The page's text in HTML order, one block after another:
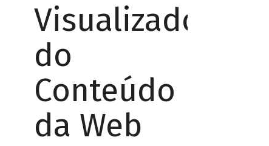
Visualizador
do
Conteúdo
da Web